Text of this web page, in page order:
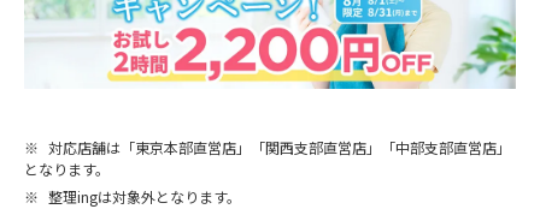
※ 対応店舗は「東京本部直営店」「関西支部直営店」「中部支部直営店」
となります。
※ 整理ingは対象外となります。